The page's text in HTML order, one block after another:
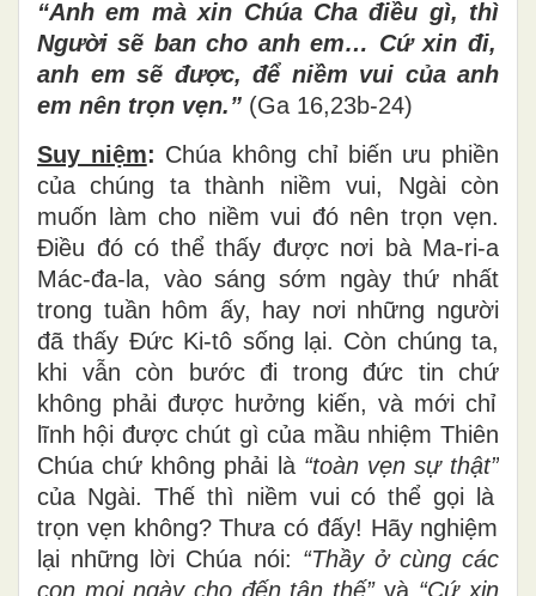
“Anh em mà xin Chúa Cha điều gì, thì
Người sẽ ban cho anh em… Cứxin đi,
anh em sẽ được, đểniềm vui của anh
em nên trọn vẹn.” (Ga 16,23b-24)
Suy niệm: Chúa không chỉbiến ưu phiền
của chúng ta thành niềm vui, Ngài còn
muốn làm cho niềm vui đónên trọn vẹn.
Điều đócó thểthấy được nơi bàMa-ri-a
Mác-đa-la, vào sáng sớm ngày thứ nhất
trong tuần hôm ấy, hay nơi những người
đã thấy Đức Ki-tô sống lại. Còn chúng ta,
khi vẫn còn bước đi trong đức tin chứ
không phảiđược hưởng kiến, vàmới chỉ
lĩnh hội được chút gì của mầu nhiệm Thiên
Chúa chứ không phải là “toàn vẹn sựthật”
của Ngài. Thếthì niềm vui có thể gọi là
trọn vẹn không? Thưa có đấy! Hãy nghiệm
lại những lời Chúa nói: “Thầy ởcùng các
con mọi ngày cho đến tận thế”và “Cứxin